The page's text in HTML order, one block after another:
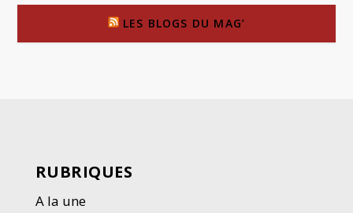
LES BLOGS DU MAG’
RUBRIQUES
A la une